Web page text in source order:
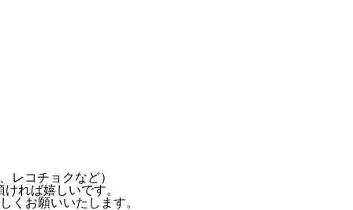
レコチョクなど）
れば嬉しいです。
くお願いいたします。